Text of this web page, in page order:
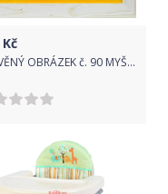
Kč
DŘEVĚNÝ OBRÁZEK č. 90 MYŠKY 20x25cm